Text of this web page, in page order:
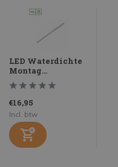
LED Waterdichte
Montag...
€16,95
Incl. btw